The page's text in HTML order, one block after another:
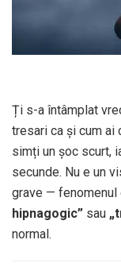
Ți s-a întâmplat
tresari ca și cum ai
simți un șoc scurt,
secunde. Nu e un
grave — fenomenul
hipnagogic” sau
normal.